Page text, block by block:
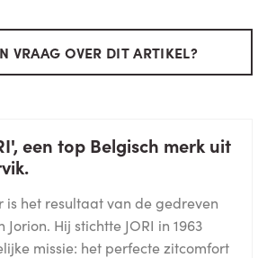
VRAAG OVER DIT ARTIKEL?
een top Belgisch merk uit
is het resultaat van de gedreven
Hij stichtte JORI in 1963
missie: het perfecte zitcomfort